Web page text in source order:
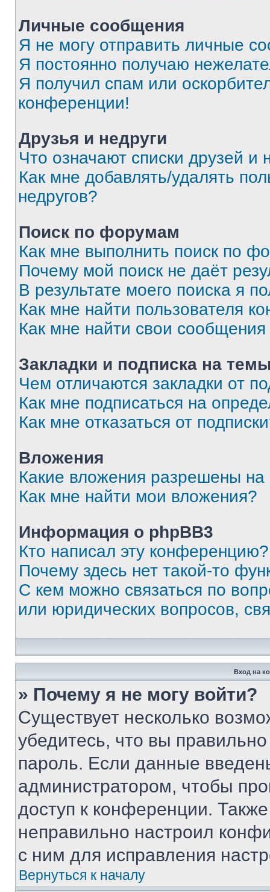
Личные сообщения
Я не могу отправить личные
Я постоянно получаю
Я получил спам или
конференции!
Друзья и недруги
Что означают списки друзей и
Как мне добавлять/удалять
недругов?
Поиск по форумам
Как мне выполнить поиск по
Почему мой поиск не даёт
В результате моего поиска я
Как мне найти пользователя
Как мне найти свои
Закладки и подписка на
Чем отличаются закладки от
Как мне подписаться на
Как мне отказаться от
Вложения
Какие вложения разрешены
Как мне найти мои вложения?
Информация о phpBB3
Кто написал эту конференцию?
Почему здесь нет такой-то
С кем можно связаться по
или юридических вопросов,
Вход на
» Почему я не могу войти?
Существует несколько
убедитесь, что вы
пароль. Если данные
администратором, чтобы
доступ к конференции.
неправильно настроил
с ним для исправления
Вернуться к началу